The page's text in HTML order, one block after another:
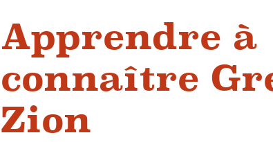
Apprendre à
connaître
Zion